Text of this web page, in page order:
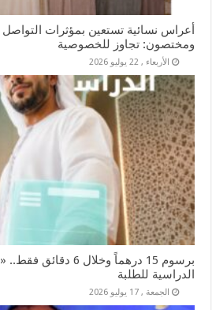
أعراس نسائية تستعين بمؤثرات
ومختصون: تجاوز للخصوصية
الأربعاء , 22 يوليو 2026
برسوم 15 درهماً
الدراسية للطلبة
الجمعة , 17 يوليو 2026